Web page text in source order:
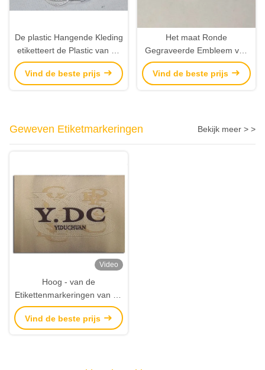
De plastic Hangende Kleding
etiketteert de Plastic van de
de Dekkingsoppervlakte van
de Verbindingsmarkering
Vind de beste prijs
Het maat Ronde
Gegraveerde Embleem van
Metaalhang tags brand tags
for Kleding
Vind de beste prijs
Geweven Etiketmarkeringen Bekijk meer > >
Video
Hoog - van de
Etikettenmarkeringen van de
dichtheids het Douane
Geweven Hals Overhemd
Vind de beste prijs